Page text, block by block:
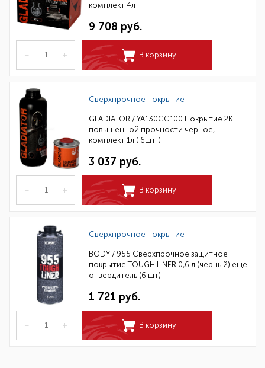
комплект 4л
9 708 руб.
– + В корзину
Сверхпрочное покрытие
GLADIATOR / YA130CG100 Покрытие 2К
повышенной прочности черное,
комплект 1л ( 6шт. )
3 037 руб.
– + В корзину
Сверхпрочное покрытие
BODY / 955 Сверхпрочное защитное
покрытие TOUGH LINER 0,6 л (черный) еще
отвердитель (6 шт)
1 721 руб.
– + В корзину